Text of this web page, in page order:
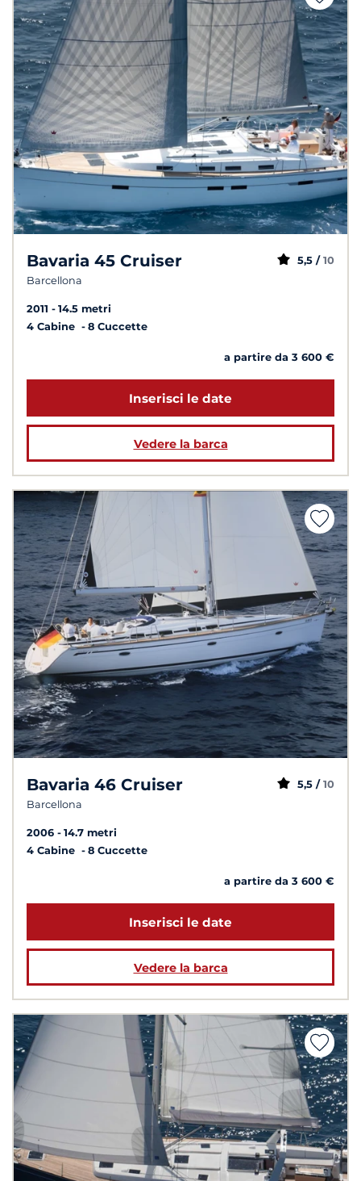
Bavaria 45 Cruiser
Barcellona
5,5 / 10
2011
14.5 metri
4 Cabine
8 Cuccette
a partire da 3 600 €
Inserisci le date
Vedere la barca
Bavaria 46 Cruiser
Barcellona
5,5 / 10
2006
14.7 metri
4 Cabine
8 Cuccette
a partire da 3 600 €
Inserisci le date
Vedere la barca